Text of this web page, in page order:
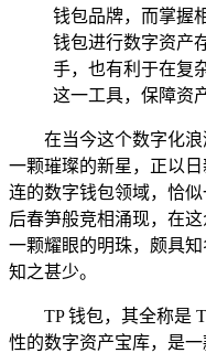
钱包品牌，而掌握
钱包进行数字资产
手，也有利于在复
这一工具，保障资
在当今这个数字化
一颗璀璨的新星，正以
连的数字钱包领域，恰
后春笋般竞相涌现，在
一颗耀眼的明珠，颇具
知之甚少。
TP 钱包，其全称是 T
性的数字资产宝库，是